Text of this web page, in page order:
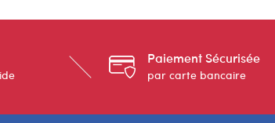
Paiement Sécurisée
par carte bancaire